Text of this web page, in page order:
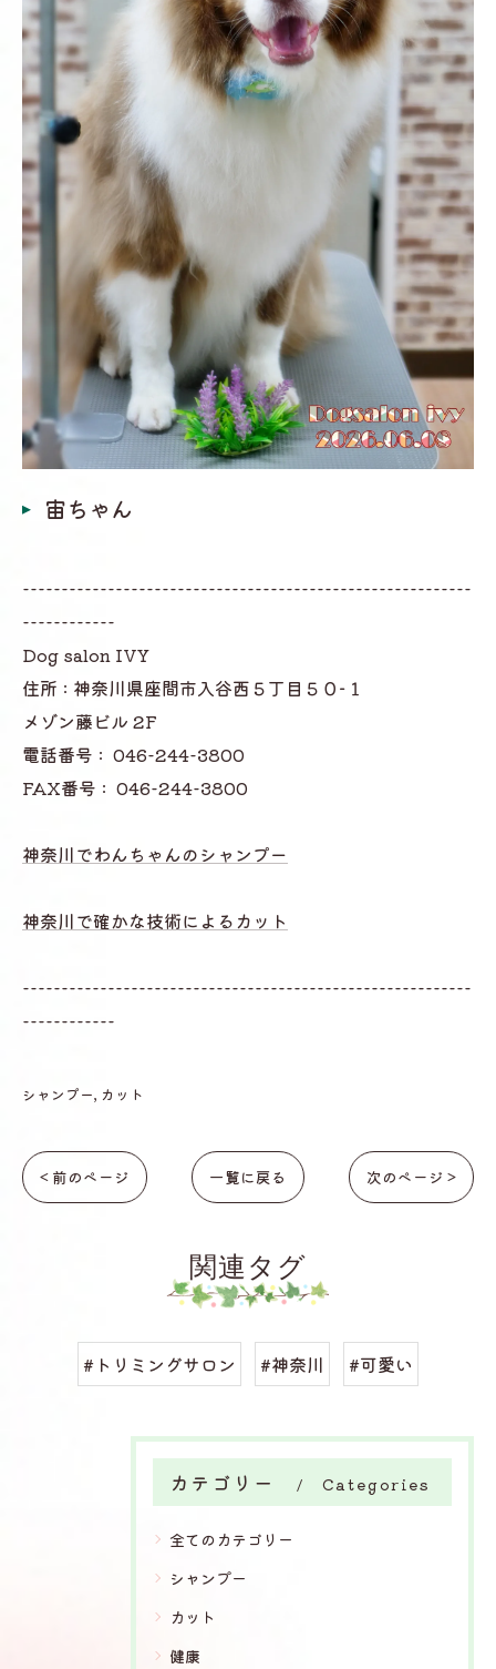
宙ちゃん
----------------------------------------------------------
------------
Dog salon IVY
住所 : 神奈川県座間市入谷西５丁目５０−１
メゾン藤ビル 2F
電話番号 : 046-244-3800
FAX番号 : 046-244-3800
神奈川でわんちゃんのシャンプー
神奈川で確かな技術によるカット
----------------------------------------------------------
------------
シャンプー カット
< 前のページ 一覧に戻る 次のページ >
関連タグ
#トリミングサロン #神奈川 #可愛い
カテゴリー Categories
全てのカテゴリー
シャンプー
カット
健康